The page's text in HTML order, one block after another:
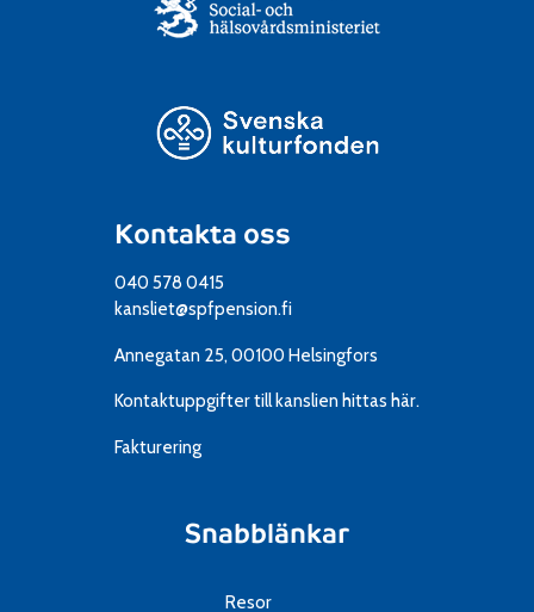
Kontakta oss
040 578 0415
kansliet@spfpension.fi
Annegatan 25, 00100 Helsingfors
Kontaktuppgifter till kanslien hittas här.
Fakturering
Snabblänkar
Resor